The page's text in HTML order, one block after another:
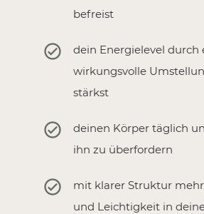
befreist
dein Energielevel durch
wirkungsvolle
stärkst
deinen Körper täglich
ihn zu überfordern
mit klarer Struktur
und Leichtigkeit in